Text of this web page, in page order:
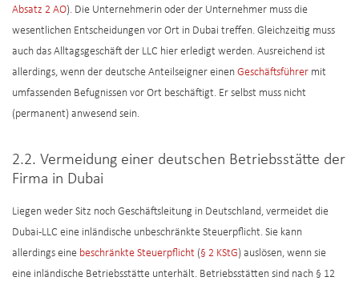
Absatz 2 AO). Die Unternehmerin oder der Unternehmer muss die
wesentlichen Entscheidungen vor Ort in Dubai treffen. Gleichzeitig muss
auch das Alltagsgeschäft der LLC hier erledigt werden. Ausreichend ist
allerdings, wenn der deutsche Anteilseigner einen Geschäftsführer mit
umfassenden Befugnissen vor Ort beschäftigt. Er selbst muss nicht
(permanent) anwesend sein.
2.2. Vermeidung einer deutschen Betriebsstätte der
Firma in Dubai
Liegen weder Sitz noch Geschäftsleitung in Deutschland, vermeidet die
Dubai-LLC eine inländische unbeschränkte Steuerpflicht. Sie kann
allerdings eine beschränkte Steuerpflicht (§ 2 KStG) auslösen, wenn sie
eine inländische Betriebsstätte unterhält. Betriebsstätten sind nach § 12